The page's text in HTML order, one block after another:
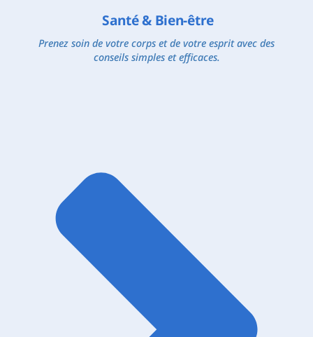
Santé & Bien-être
Prenez soin de votre corps et de votre esprit avec des
conseils simples et efficaces.